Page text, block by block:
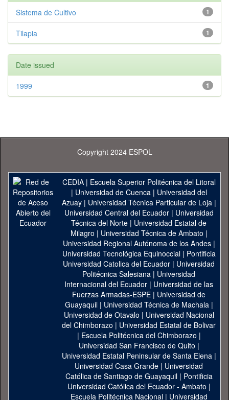
1
Sistema de Cultivo
1
Tilapia
Date issued
1
1999
Copyright 2024 ESPOL
CEDIA| Escuela Superior Politécnica del Litoral
| Universidad de Cuenca| Universidad del
Azuay| Universidad Técnica Particular de Loja|
Universidad Central del Ecuador| Universidad
Técnica del Norte | Universidad Estatal de
Milagro | Universidad Técnica de Ambato |
Universidad Regional Autónoma de los Andes|
Universidad Tecnológica Equinoccial| Pontificia
Universidad Catolica del Ecuador | Universidad
Politécnica Salesiana | Universidad
Internacional del Ecuador | Universidad de las
Fuerzas Armadas-ESPE | Universidad de
Guayaquil| Universidad Técnica de Machala|
Universidad de Otavalo | Universidad Nacional
del Chimborazo | Universidad Estatal de Bolivar
| Escuela Politécnica del Chimborazo |
Universidad San Francisco de Quito |
Universidad Estatal Peninsular de Santa Elena|
Universidad Casa Grande | Universidad
Católica de Santiago de Guayaquil| Pontificia
Universidad Católica del Ecuador - Ambato |
Escuela Politécnica Nacional| Universidad